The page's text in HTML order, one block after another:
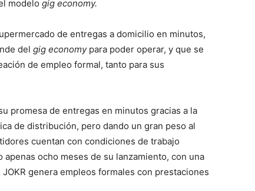
modelo gig economy.
de entregas a domicilio en minutos,
del gig economypara poder operar, y que se
de empleo formal, tanto para sus
promesa de entregas en minutos gracias a la
de distribución, pero dando un gran peso al
cuentan con condiciones de trabajo
ocho meses de su lanzamiento, con una
genera empleos formales con prestaciones